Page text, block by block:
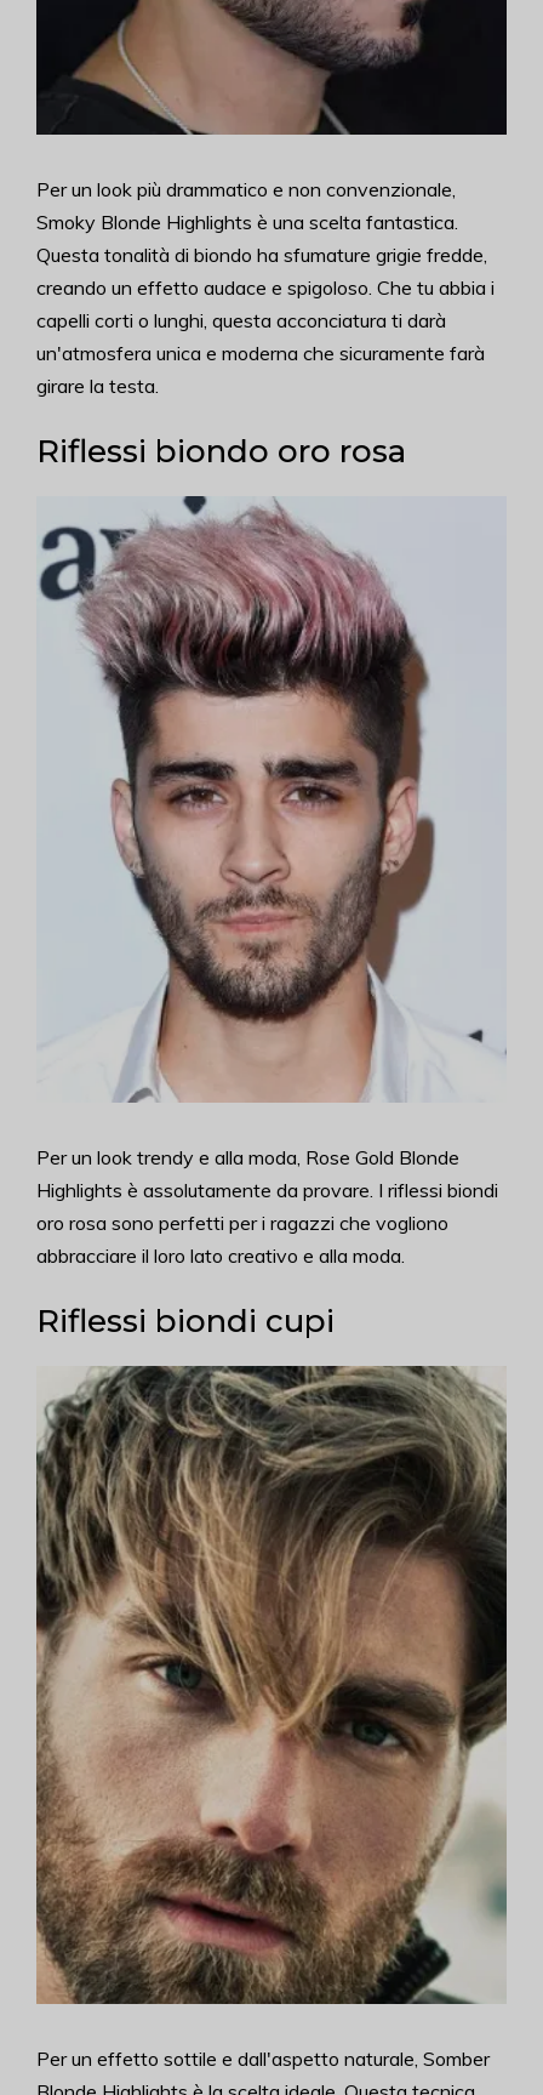
Per un look più drammatico e non convenzionale,
Smoky Blonde Highlights è una scelta fantastica.
Questa tonalità di biondo ha sfumature grigie fredde,
creando un effetto audace e spigoloso. Che tu abbia i
capelli corti o lunghi, questa acconciatura ti darà
un'atmosfera unica e moderna che sicuramente farà
girare la testa.
Riflessi biondo oro rosa
Per un look trendy e alla moda, Rose Gold Blonde
Highlights è assolutamente da provare. I riflessi biondi
oro rosa sono perfetti per i ragazzi che vogliono
abbracciare il loro lato creativo e alla moda.
Riflessi biondi cupi
Per un effetto sottile e dall'aspetto naturale, Somber